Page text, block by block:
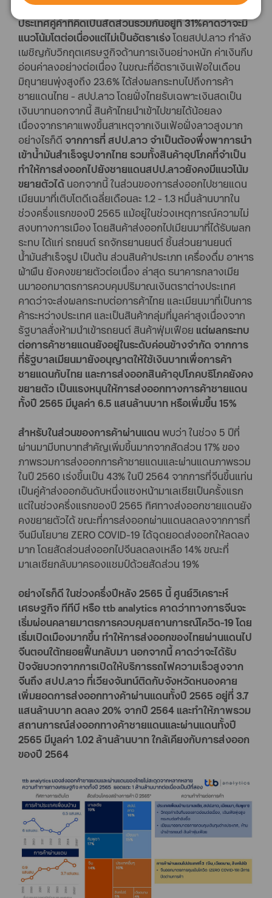
อย่างไรก็ดีการส่งออกไป สปป.ลาว และเมียนมา ซึ่งเป็น
ประเทศคู่ค้าที่คิดเป็นสัดส่วนรวมกันอยู่ที่ 31%คาดว่าจะมี
แนวโน้มโตต่อเนื่องแต่ไม่เป็นอัตราเร่งโดยสปป.ลาว กำลัง
เผชิญกับวิกฤตเศรษฐกิจด้านการเงินอย่างหนัก ค่าเงินกีบ
อ่อนค่าลงอย่างต่อเนื่อง ในขณะที่อัตราเงินเฟ้อในเดือน
มิถุนายนพุ่งสูงถึง 23.6% ได้ส่งผลกระทบไปถึงการค้า
ชายแดนไทย - สปป.ลาว โดยฝั่งไทยรับเฉพาะเงินสดเป็น
เงินบาทนอกจากนี้ สินค้าไทยนำเข้าไปขายได้น้อยลง
เนื่องจากราคาแพงขึ้นสาเหตุจากเงินเฟ้อฝั่งลาวสูงมาก
อย่างไรก็ดี จากการที่ สปป.ลาว จำเป็นต้องพึ่งพาการนำ
เข้าน้ำมันสำเร็จรูปจากไทย รวมทั้งสินค้าอุปโภคที่จำเป็น
ทำให้การส่งออกไปยังชายแดนสปป.ลาวยังคงมีแนวโน้ม
ขยายตัวได้นอกจากนี้ ในส่วนของการส่งออกไปชายแดน
เมียนมาที่เติบโตดีเฉลี่ยเดือนละ 1.2 - 1.3 หมื่นล้านบาทใน
ช่วงครึ่งแรกของปี 2565 แม้อยู่ในช่วงเหตุการณ์ความไม่
สงบทางการเมือง โดยสินค้าส่งออกไปเมียนมาที่ได้รับผลก
ระทบ ได้แก่ รถยนต์ รถจักรยานยนต์ ชิ้นส่วนยานยนต์
น้ำมันสำเร็จรูป เป็นต้น ส่วนสินค้าประเภท เครื่องดื่ม อาหาร
ผ้าผืน ยังคงขยายตัวต่อเนื่อง ล่าสุด ธนาคารกลางเมีย
นมาออกมาตรการควบคุมปริมาณเงินตราต่างประเทศ
คาดว่าจะส่งผลกระทบต่อการค้าไทย และเมียนมาที่เป็นการ
ค้าระหว่างประเทศ และเป็นสินค้ากลุ่มที่มูลค่าสูงเนื่องจาก
รัฐบาลสั่งห้ามนำเข้ารถยนต์ สินค้าฟุ่มเฟือย แต่ผลกระทบ
ต่อการค้าชายแดนยังอยู่ในระดับค่อนข้างจำกัด จากการ
ที่รัฐบาลเมียนมายังอนุญาตให้ใช้เงินบาทเพื่อการค้า
ชายแดนกับไทย และการส่งออกสินค้าอุปโภคบริโภคยังคง
ขยายตัว เป็นแรงหนุนให้การส่งออกทางการค้าชายแดน
ทั้งปี 2565 มีมูลค่า 6.5 แสนล้านบาท หรือเพิ่มขึ้น 15%
สำหรับในส่วนของการค้าผ่านแดนพบว่า ในช่วง 5 ปีที่
ผ่านมามีบทบาทสำคัญเพิ่มขึ้นมากจากสัดส่วน 17% ของ
ภาพรวมการส่งออกการค้าชายแดนและผ่านแดนภาพรวม
ในปี 2560 เร่งขึ้นเป็น 43% ในปี 2564 จากการที่จีนขึ้นแท่น
เป็นคู่ค้าส่งออกอันดับหนึ่งแซงหน้ามาเลเซียเป็นครั้งแรก
แต่ในช่วงครึ่งแรกของปี 2565 ทิศทางส่งออกชายแดนยัง
คงขยายตัวได้ ขณะที่การส่งออกผ่านแดนลดลงจากการที่
จีนมีนโยบาย ZERO COVID-19 ได้ฉุดยอดส่งออกให้ลดลง
มาก โดยสัดส่วนส่งออกไปจีนลดลงเหลือ 14% ขณะที่
มาเลเซียกลับมาครองแชมป์ด้วยสัดส่วน 19%
อย่างไรก็ดี ในช่วงครึ่งปีหลัง 2565 นี้ ศูนย์วิเคราะห์
เศรษฐกิจ ทีทีบี หรือ ttb analytics คาดว่าทางการจีนจะ
เริ่มผ่อนคลายมาตรการควบคุมสถานการณ์โควิด-19 โดย
เริ่มเปิดเมืองมากขึ้น ทำให้การส่งออกของไทยผ่านแดนไป
จีนตอนใต้ทยอยฟื้นกลับมา นอกจากนี้ คาดว่าจะได้รับ
ปัจจัยบวกจากการเปิดให้บริการรถไฟความเร็วสูงจาก
จีนถึง สปป.ลาว ที่เวียงจันทน์ติดกับจังหวัดหนองคาย
เพิ่มยอดการส่งออกทางค้าผ่านแดนทั้งปี 2565 อยู่ที่ 3.7
แสนล้านบาท ลดลง 20% จากปี 2564 และทำให้ภาพรวม
สถานการณ์ส่งออกทางค้าชายแดนและผ่านแดนทั้งปี
2565 มีมูลค่า 1.02 ล้านล้านบาท ใกล้เคียงกับการส่งออก
ของปี 2564